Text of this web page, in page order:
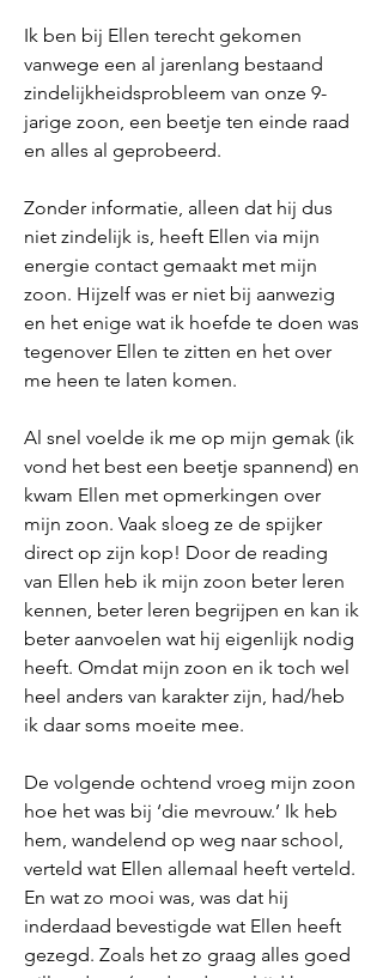
Ik ben bij Ellen terecht gekomen
vanwege een al jarenlang bestaand
zindelijkheidsprobleem van onze 9-
jarige zoon, een beetje ten einde raad
en alles al geprobeerd.
Zonder informatie, alleen dat hij dus
niet zindelijk is, heeft Ellen via mijn
energie contact gemaakt met mijn
zoon. Hijzelf was er niet bij aanwezig
en het enige wat ik hoefde te doen was
tegenover Ellen te zitten en het over
me heen te laten komen.
Al snel voelde ik me op mijn gemak (ik
vond het best een beetje spannend) en
kwam Ellen met opmerkingen over
mijn zoon. Vaak sloeg ze de spijker
direct op zijn kop! Door de reading
van Ellen heb ik mijn zoon beter leren
kennen, beter leren begrijpen en kan ik
beter aanvoelen wat hij eigenlijk nodig
heeft. Omdat mijn zoon en ik toch wel
heel anders van karakter zijn, had/heb
ik daar soms moeite mee.
De volgende ochtend vroeg mijn zoon
hoe het was bij ‘die mevrouw.’ Ik heb
hem, wandelend op weg naar school,
verteld wat Ellen allemaal heeft verteld.
En wat zo mooi was, was dat hij
inderdaad bevestigde wat Ellen heeft
gezegd. Zoals het zo graag alles goed